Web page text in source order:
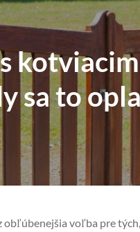
sa to
obľúbenejšia voľba pre